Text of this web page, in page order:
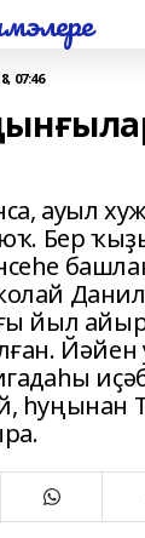
07:46
ауыл
Бер
йыл
һуңынан